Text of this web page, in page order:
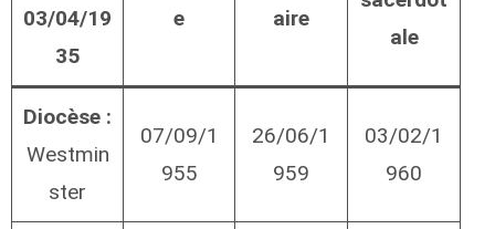
03/04/19
35
e
aire
ale
Diocèse :
Westmin
ster
07/09/1
955
26/06/1
959
03/02/1
960